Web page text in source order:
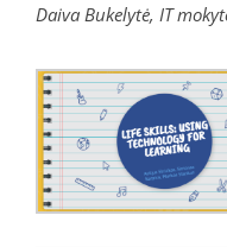
Daiva Bukelytė, IT